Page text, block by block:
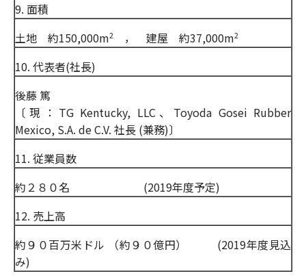
9. 面積
土地 約150,000m2 ， 建屋 約37,000m2
10. 代表者(社長)
後藤 篤
〔現：TG Kentucky, LLC、Toyoda Gosei Rubber
Mexico, S.A. de C.V. 社長 (兼務)〕
11. 従業員数
約２８０名 (2019年度予定)
12. 売上高
約９０百万米ドル （約９０億円） (2019年度見込
み)